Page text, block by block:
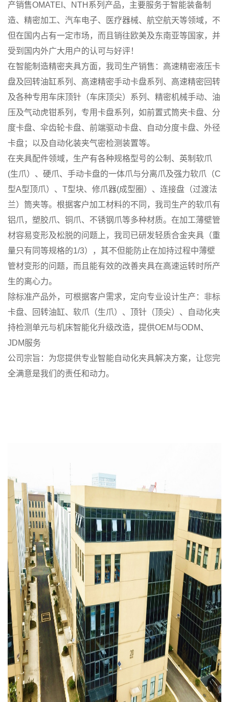
产销售OMATEI、NTH系列产品，主要服务于智能装备制
造、精密加工、汽车电子、医疗器械、航空航天等领域， 不
但在国内占有一定市场，而且销往欧美及东南亚等国家，并
受到国内外广大用户的认可与好评！
在智能制造精密夹具方面，我司生产销售：高速精密液压卡
盘及回转油缸系列、高速精密手动卡盘系列、高速精密回转
及各种专用车床顶针（车床顶尖）系列、精密机械手动、油
压及气动虎钳系列，专用卡盘系列，如前置式筒夹卡盘、分
度卡盘、伞齿轮卡盘、前端驱动卡盘、自动分度卡盘、外径
卡盘；以及自动化装夹气密检测装置等。
在夹具配件领域，生产有各种规格型号的公制、英制软爪
(生爪）、硬爪、手动卡盘的一体爪与分离爪及强力软爪（C
型A型顶爪）、T型块、修爪器(成型圈）、连接盘（过渡法
兰）筒夹等。根据客户加工材料的不同，我司生产的软爪有
铝爪，塑胶爪、铜爪、不锈钢爪等多种材质。在加工薄壁管
材容易变形及松脱的问题上，我司已研发轻质合金夹具（重
量只有同等规格的1/3），其不但能防止在加持过程中薄壁
管材变形的问题，而且能有效的改善夹具在高速运转时所产
生的离心力。
除标准产品外，可根据客户需求，定向专业设计生产：非标
卡盘、回转油缸、软爪（生爪）、顶针（顶尖）、自动化夹
持检测单元与机床智能化升级改造，提供OEM与ODM、
JDM服务
公司宗旨：为您提供专业智能自动化夹具解决方案，让您完
全满意是我们的责任和动力。